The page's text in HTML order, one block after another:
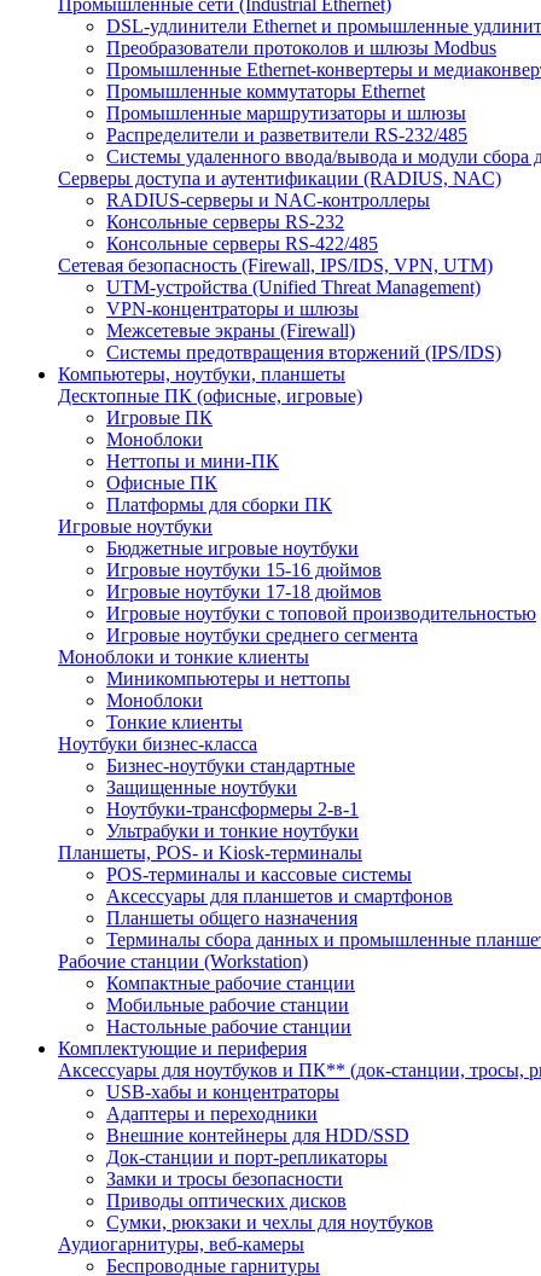
Промышленные сети (Industrial Ethernet)
DSL-удлинители Ethernet и промышленные
Преобразователи протоколов и шлюзы Modbus
Промышленные Ethernet-конвертеры и
Промышленные коммутаторы Ethernet
Промышленные маршрутизаторы и шлюзы
Распределители и разветвители RS-232/485
Системы удаленного ввода/вывода и модули сбора
Серверы доступа и аутентификации (RADIUS, NAC)
RADIUS-серверы и NAC-контроллеры
Консольные серверы RS-232
Консольные серверы RS-422/485
Сетевая безопасность (Firewall, IPS/IDS, VPN, UTM)
UTM-устройства (Unified Threat Management)
VPN-концентраторы и шлюзы
Межсетевые экраны (Firewall)
Системы предотвращения вторжений (IPS/IDS)
Компьютеры, ноутбуки, планшеты
Десктопные ПК (офисные, игровые)
Игровые ПК
Моноблоки
Неттопы и мини-ПК
Офисные ПК
Платформы для сборки ПК
Игровые ноутбуки
Бюджетные игровые ноутбуки
Игровые ноутбуки 15-16 дюймов
Игровые ноутбуки 17-18 дюймов
Игровые ноутбуки с топовой производительностью
Игровые ноутбуки среднего сегмента
Моноблоки и тонкие клиенты
Миникомпьютеры и неттопы
Моноблоки
Тонкие клиенты
Ноутбуки бизнес-класса
Бизнес-ноутбуки стандартные
Защищенные ноутбуки
Ноутбуки-трансформеры 2-в-1
Ультрабуки и тонкие ноутбуки
Планшеты, POS- и Kiosk-терминалы
POS-терминалы и кассовые системы
Аксессуары для планшетов и смартфонов
Планшеты общего назначения
Терминалы сбора данных и промышленные
Рабочие станции (Workstation)
Компактные рабочие станции
Мобильные рабочие станции
Настольные рабочие станции
Комплектующие и периферия
Аксессуары для ноутбуков и ПК** (док-станции, тросы,
USB-хабы и концентраторы
Адаптеры и переходники
Внешние контейнеры для HDD/SSD
Док-станции и порт-репликаторы
Замки и тросы безопасности
Приводы оптических дисков
Сумки, рюкзаки и чехлы для ноутбуков
Аудиогарнитуры, веб-камеры
Беспроводные гарнитуры